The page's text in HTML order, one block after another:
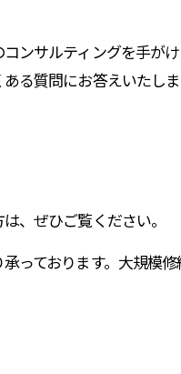
ンサルティングを手が
る質問にお答えいたしま
、ぜひご覧ください。
っております。大規模